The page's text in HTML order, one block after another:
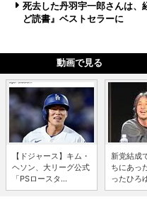
死去した丹羽宇一郎さんは
ど読書』ベストセラーに
動画で見る
【ドジャース】キム・
ヘソン、大リーグ公式
「PSロースタ...
新党結成
ちにあっ
ったひろ